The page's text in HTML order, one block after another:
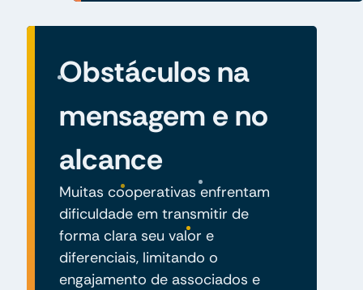
Obstáculos na
mensagem e no
alcance
Muitas cooperativas enfrentam
dificuldade em transmitir de
forma clara seu valor e
diferenciais, limitando o
engajamento de associados e